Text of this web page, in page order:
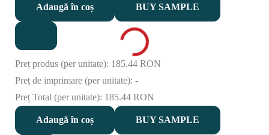
quantity
Adaugă în coș BUY SAMPLE
Preț produs (per unitate): 185.44 RON
Preț de imprimare (per unitate): -
Preț Total (per unitate): 185.44 RON
Adaugă în coș BUY SAMPLE